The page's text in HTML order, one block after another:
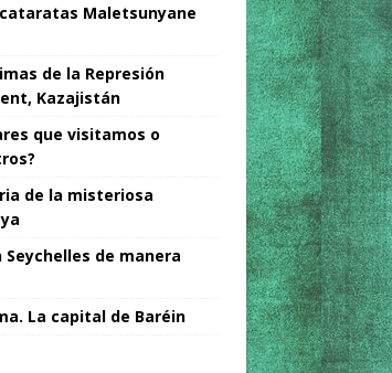
Maletsunyane
de la Represión
Kazajistán
que visitamos o
de la misteriosa
Seychelles de manera
La capital de Baréin